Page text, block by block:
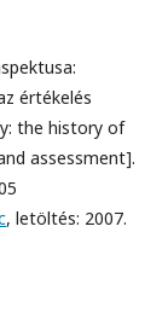
értékelés
the history of
assessment].
, letöltés: 2007.